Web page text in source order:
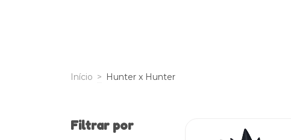
Início > Hunter x Hunter
Filtrar por